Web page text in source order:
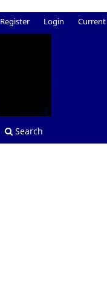
Search
Register Login Current